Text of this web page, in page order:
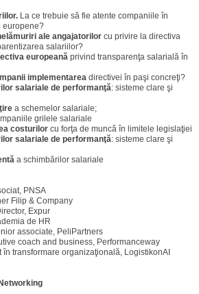
La ce trebuie să fie atente companiile în
europene?
ale angajatorilor cu privire la directiva
salariilor?
europeană privind transparenţa salarială în
implementarea directivei în paşi concreţi?
salariale de performanţă: sisteme clare şi
a schemelor salariale;
grilele salariale
costurilor cu forţa de muncă în limitele legislaţiei
salariale de performanţă: sisteme clare şi
a schimbărilor salariale
PNSA
Filip & Company
Expur
de HR
associate, PeliPartners
coach and business, Performanceway
în transformare organizaţională, LogistikonAI